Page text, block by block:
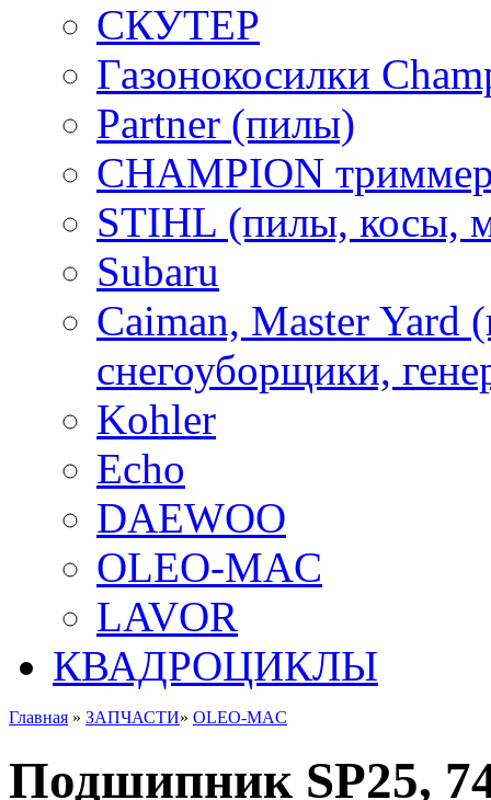
СКУТЕР
Газонокосилки
Partner (пилы)
CHAMPION
STIHL (пилы, косы,
Subaru
Caiman, Master Yard
снегоуборщики,
Kohler
Echo
DAEWOO
OLEO-MAC
LAVOR
КВАДРОЦИКЛЫ
Главная » ЗАПЧАСТИ» OLEO-MAC
Подшипник SP25,